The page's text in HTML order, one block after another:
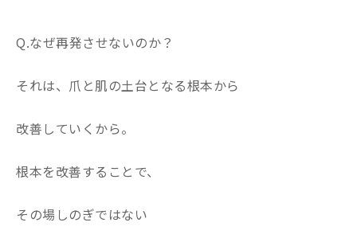
Q.なぜ再発させないのか？
それは、爪と肌の土台となる根本から
改善していくから。
根本を改善することで、
その場しのぎではない